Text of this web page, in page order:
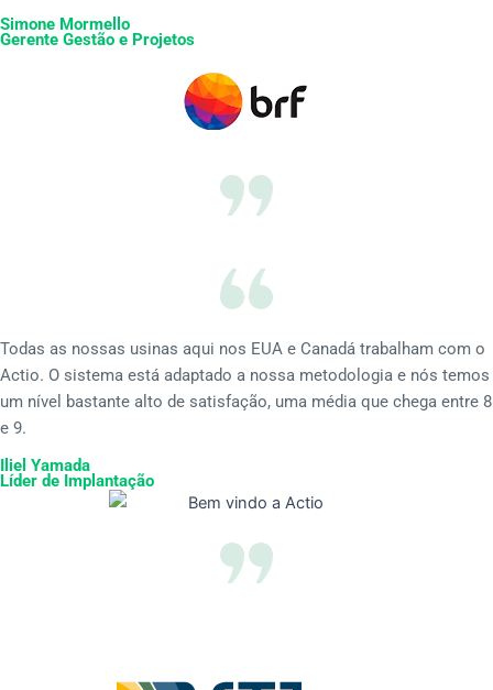
Simone Mormello
Gerente Gestão e Projetos
Todas as nossas usinas aqui nos EUA e Canadá trabalham com o
Actio. O sistema está adaptado a nossa metodologia e nós temos
um nível bastante alto de satisfação, uma média que chega entre 8
e 9.
Iliel Yamada
Líder de Implantação